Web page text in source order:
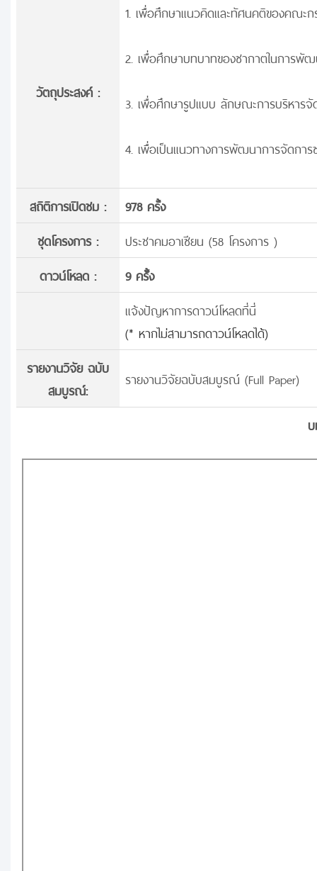
วัตถุประสงค์ :
1. เพื่อศึกษาแนวคิดและทัศนคติของคณะ
2. เพื่อศึกษาบทบาทของซากาตในการพัฒ
3. เพื่อศึกษารูปแบบ ลักษณะการบริหาร
4. เพื่อเป็นแนวทางการพัฒนาการจัดการ
สถิติการเปิดชม :
978 ครั้ง
ชุดโครงการ :
ประชาคมอาเซียน (58 โครงการ )
ดาวน์โหลด :
9 ครั้้ง
แจ้งปัญหาการดาวน์โหลดที่นี่
(* หากไม่สามารถดาวน์โหลดได้)
รายงานวิจัย ฉบับ
สมบูรณ์:
รายงานวิจัยฉบับสมบูรณ์ (Full Paper)